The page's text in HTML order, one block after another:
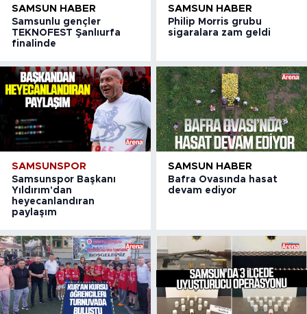
SAMSUN HABER
Samsunlu gençler
TEKNOFEST Şanlıurfa
finalinde
SAMSUN HABER
Philip Morris grubu
sigaralara zam geldi
SAMSUNSPOR
Samsunspor Başkanı
Yıldırım'dan
heyecanlandıran
paylaşım
SAMSUN HABER
Bafra Ovasında hasat
devam ediyor